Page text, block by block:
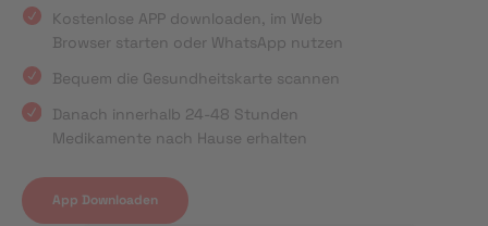
Kostenlose APP downloaden, im Web
Browser starten oder WhatsApp nutzen
Bequem die Gesundheitskarte scannen
Danach innerhalb 24-48 Stunden
Medikamente nach Hause erhalten
App Downloaden